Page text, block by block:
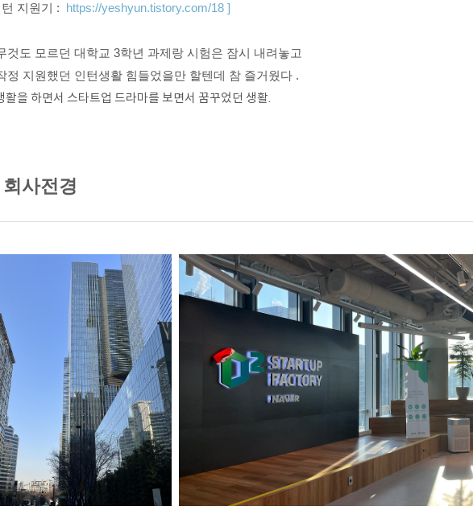
지원기 : https://yeshyun.tistory.com/18 ]
것도 모르던 대학교 3학년 과제랑 시험은 잠시 내려놓고
정 지원했던 인턴생활 힘들었을만 할텐데 참 즐거웠다 .
활을 하면서 스타트업 드라마를 보면서 꿈꾸었던 생활.
사전경